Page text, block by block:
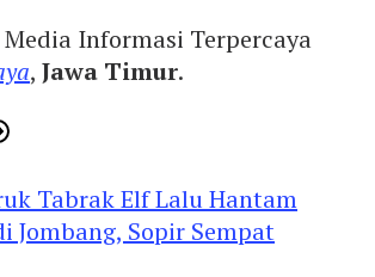
Media Informasi Terpercaya
, Jawa Timur.